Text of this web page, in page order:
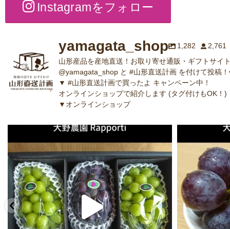
Instagramをフォロー
yamagata_shop 1,282
2,761
山形産品を産地直送！お取り寄せ通販・ギフトサイ
@yamagata_shop と #山形直送計画 を付けて投稿
▼ #山形直送計画で買ったよ キャンペーン中！
オンラインショップで紹介します (タグ付けもOK！)
▼オンラインショップ